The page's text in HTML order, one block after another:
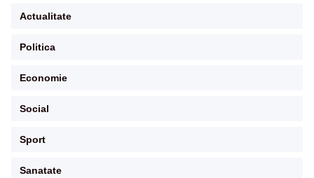
Actualitate
Politica
Economie
Social
Sport
Sanatate